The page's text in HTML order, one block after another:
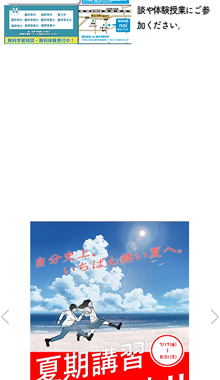
談や体験授業にご参
加ください。